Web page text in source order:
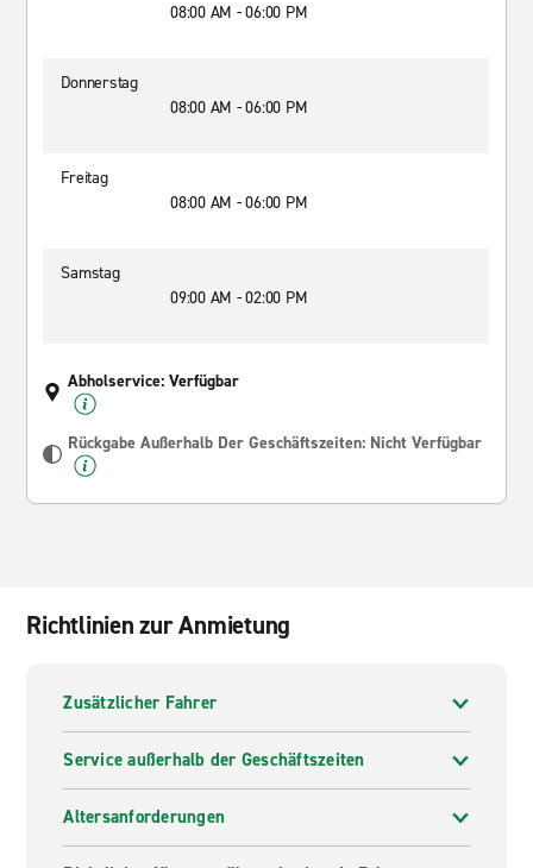
08:00 AM - 06:00 PM
Donnerstag
08:00 AM - 06:00 PM
Freitag
08:00 AM - 06:00 PM
Samstag
09:00 AM - 02:00 PM
Abholservice: Verfügbar
Rückgabe Außerhalb Der Geschäftszeiten: Nicht Verfügbar
Richtlinien zur Anmietung
Zusätzlicher Fahrer
Service außerhalb der Geschäftszeiten
Altersanforderungen